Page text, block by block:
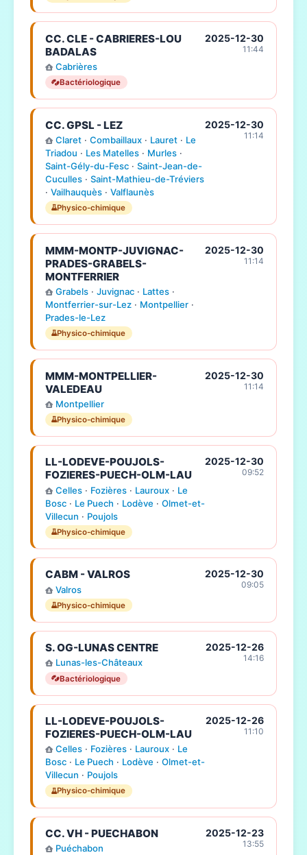
CC. CLE - CABRIERES-LOU
BADALAS
Cabrières
Bactériologique
2025-12-30
11:44
CC. GPSL - LEZ
Claret· Combaillaux· Lauret· Le
Triadou · Les Matelles· Murles·
Saint-Gély-du-Fesc· Saint-Jean-de-
Cuculles· Saint-Mathieu-de-Tréviers
· Vailhauquès· Valflaunès
Physico-chimique
2025-12-30
11:14
MMM-MONTP-JUVIGNAC-
PRADES-GRABELS-
MONTFERRIER
Grabels· Juvignac· Lattes·
Montferrier-sur-Lez· Montpellier·
Prades-le-Lez
Physico-chimique
2025-12-30
11:14
MMM-MONTPELLIER-
VALEDEAU
Montpellier
Physico-chimique
2025-12-30
11:14
LL-LODEVE-POUJOLS-
FOZIERES-PUECH-OLM-LAU
Celles· Fozières· Lauroux· Le
Bosc· Le Puech · Lodève · Olmet-et-
Villecun · Poujols
Physico-chimique
2025-12-30
09:52
CABM - VALROS
Valros
Physico-chimique
2025-12-30
09:05
S. OG-LUNAS CENTRE
Lunas-les-Châteaux
Bactériologique
2025-12-26
14:16
LL-LODEVE-POUJOLS-
FOZIERES-PUECH-OLM-LAU
Celles· Fozières· Lauroux· Le
Bosc· Le Puech · Lodève · Olmet-et-
Villecun · Poujols
Physico-chimique
2025-12-26
11:10
CC. VH - PUECHABON
Puéchabon
2025-12-23
13:55